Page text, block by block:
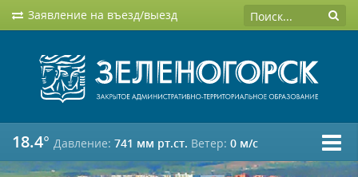
Заявление на въезд/выезд
18.4° Давление: 741 мм рт.ст. Ветер: 0 м/c